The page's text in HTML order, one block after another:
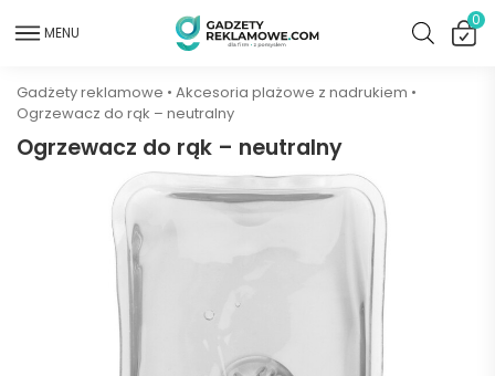
MENU
0
Gadżety reklamowe • Akcesoria plażowe z nadrukiem •
Ogrzewacz do rąk – neutralny
Ogrzewacz do rąk – neutralny